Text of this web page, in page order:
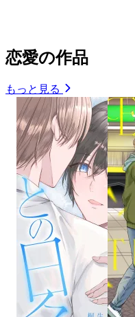
恋愛の作品
もっと見る